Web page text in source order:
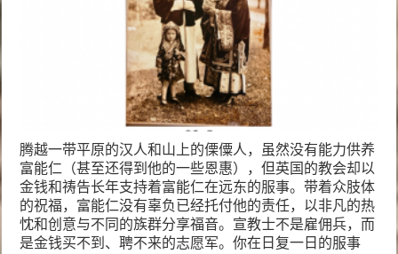
腾越一带平原的汉人和山上的傈僳人，虽然没有能力供养
富能仁（甚至还得到他的一些恩惠），但英国的教会却以
金钱和祷告长年支持着富能仁在远东的服事。带着众肢体
的祝福，富能仁没有辜负已经托付他的责任，以非凡的热
忱和创意与不同的族群分享福音。宣教士不是雇佣兵，而
是金钱买不到、聘不来的志愿军。你在日复一日的服事